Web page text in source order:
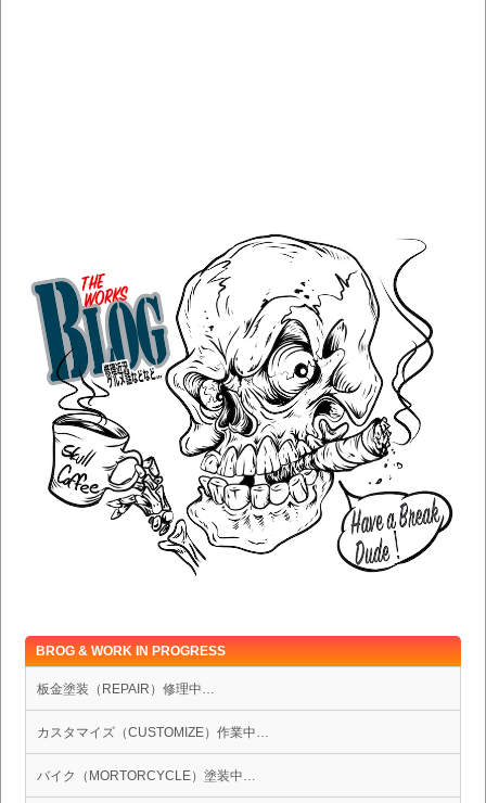
BROG & WORK IN PROGRESS
板金塗装（REPAIR）修理中…
カスタマイズ（CUSTOMIZE）作業中…
バイク（MORTORCYCLE）塗装中…